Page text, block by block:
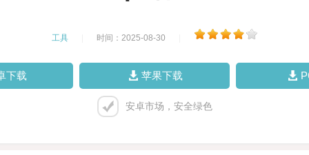
工具 时间：2025-08-30
下载 苹果下载
安卓市场，安全绿色